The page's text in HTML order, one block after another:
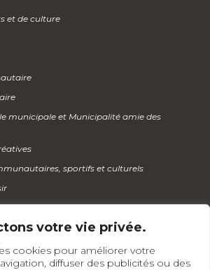
votre vie privée.
cookies pour améliorer votre
diffuser des publicités ou des
et de culture
municipale et Municipalité amie des
sportifs et culturels